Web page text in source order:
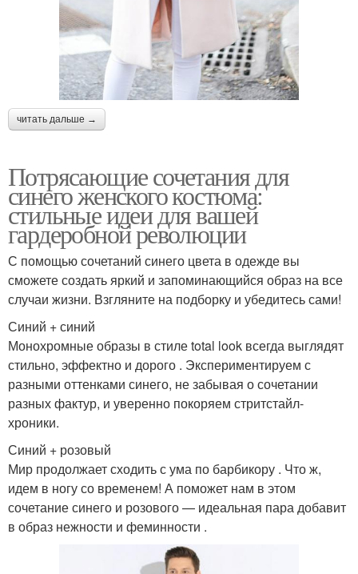
читать дальше →
Потрясающие сочетания для
синего женского костюма:
стильные идеи для вашей
гардеробной революции
С помощью сочетаний синего цвета в одежде вы
сможете создать яркий и запоминающийся образ на все
случаи жизни. Взгляните на подборку и убедитесь сами!
Синий + синий
Монохромные образы в стиле total look всегда выглядят
стильно, эффектно и дорого . Экспериментируем с
разными оттенками синего, не забывая о сочетании
разных фактур, и уверенно покоряем стритстайл-
хроники.
Синий + розовый
Мир продолжает сходить с ума по барбикору . Что ж,
идем в ногу со временем! А поможет нам в этом
сочетание синего и розового — идеальная пара добавит
в образ нежности и феминности .